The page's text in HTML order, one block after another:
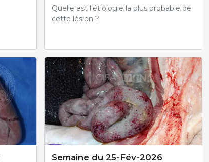
Quelle est l'étiologie la plus probable de
cette lésion ?
Semaine du 25-Fév-2026